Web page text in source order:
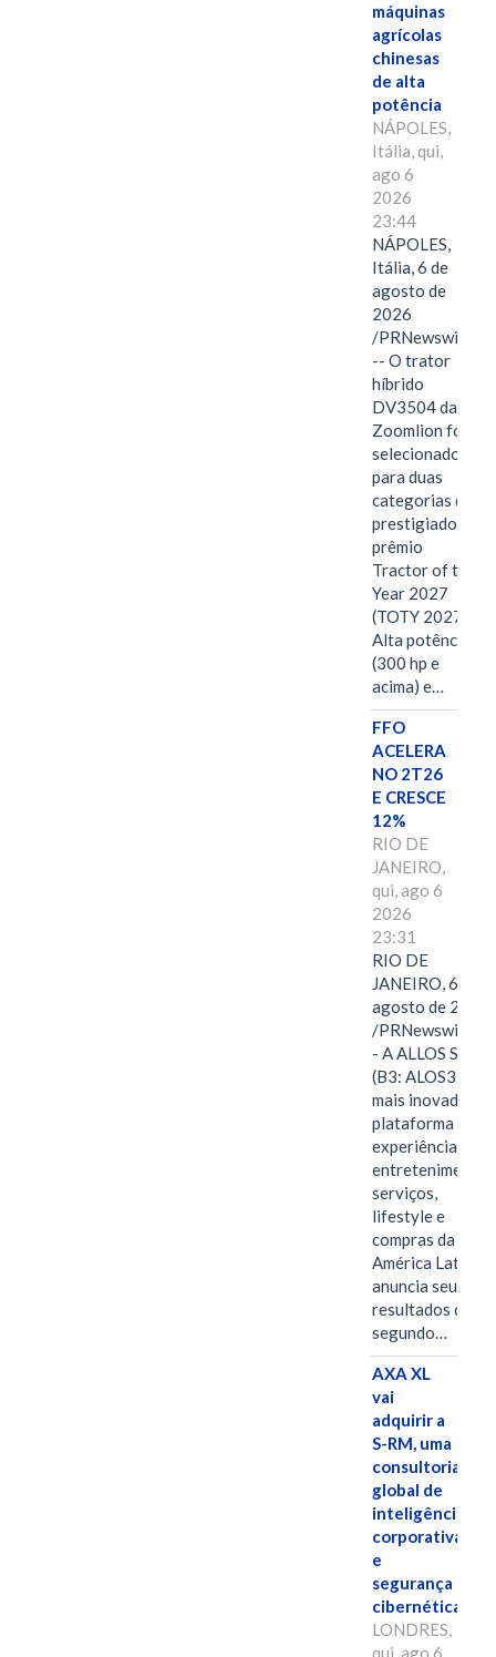
máquinas
agrícolas
chinesas
de alta
potência
NÁPOLES,
Itália, qui,
ago 6
2026
23:44
NÁPOLES,
Itália, 6 de
agosto de
2026
/PRNewswire/
-- O trator
híbrido
DV3504 da
Zoomlion foi
selecionado
para duas
categorias do
prestigiado
prêmio
Tractor of the
Year 2027
(TOTY 2027:
Alta potência
(300 hp e
acima) e…
FFO
ACELERA
NO 2T26
E CRESCE
12%
RIO DE
JANEIRO,
qui, ago 6
2026
23:31
RIO DE
JANEIRO, 6 de
agosto de 2026
/PRNewswire/ -
- A ALLOS S.A.
(B3: ALOS3), a
mais inovadora
plataforma de
experiências,
entretenimento,
serviços,
lifestyle e
compras da
América Latina
anuncia seus
resultados do
segundo…
AXA XL
vai
adquirir a
S-RM, uma
consultoria
global de
inteligência
corporativa
e
segurança
cibernética
LONDRES,
qui, ago 6